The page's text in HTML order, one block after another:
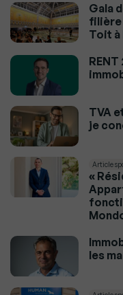
Gala
filière
Toit à
TVA
je
Article
«
les